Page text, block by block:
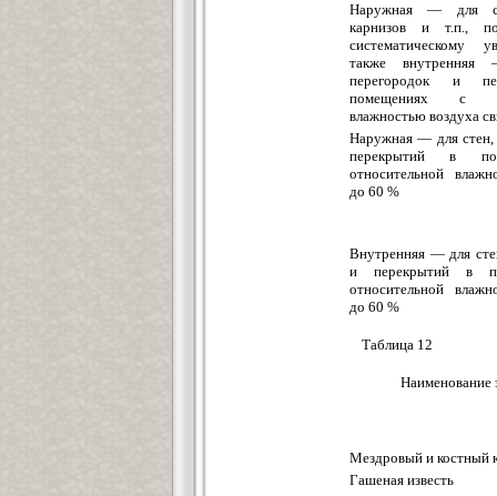
Наружная — для
карнизов и т.п.,
систематическому
также
перегородок и
помещениях с
влажностью воздуха
Наружная — для стен,
перекрытий в
относительной
до 60 %
Внутренняя — для
и перекрытий в
относительной
до 60 %
Таблица 12
Наименование
Мездровый и костный
Гашеная известь